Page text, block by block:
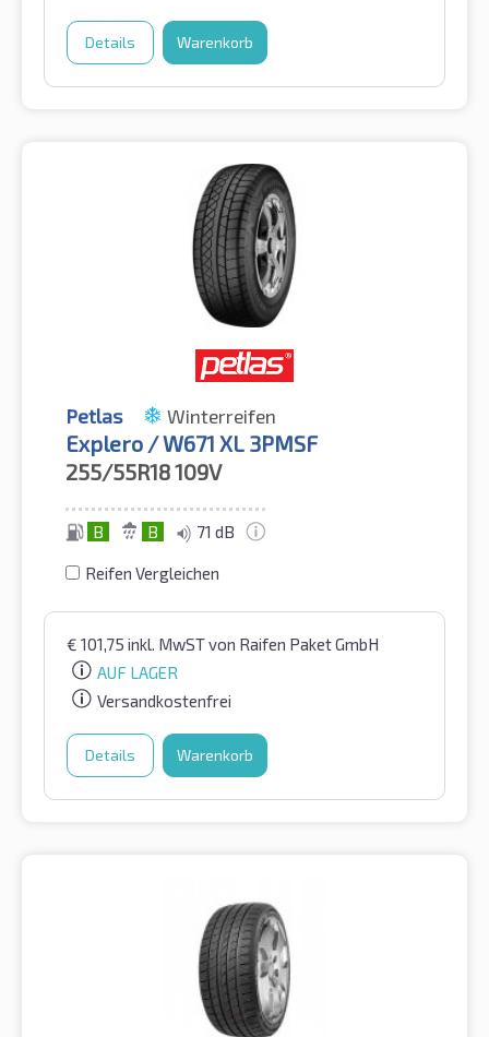
Details Warenkorb
Petlas Winterreifen
Explero / W671 XL 3PMSF
255/55R18109V
B B 71 dB
Reifen Vergleichen
€ 101,75 inkl. MwSTvon Raifen Paket GmbH
AUF LAGER
Versandkostenfrei
Details Warenkorb